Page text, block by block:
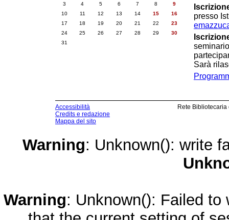
presso
Sarà
3
4 5 6 7 8
9
10
11 12 13 14 15
16
17
18 19 20 21 22
23
24
25 26 27 28 29
30
31
Accessibilità
Credits e redazione
Mappa del sito
Rete
Warning: Unknown(): write
Warning: Unknown(): Failed